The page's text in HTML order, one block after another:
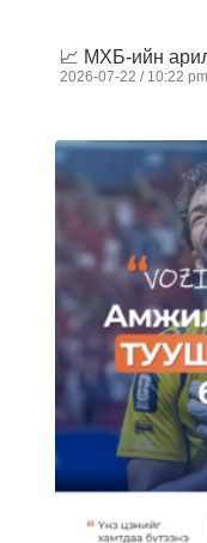
📈 МХБ-ийн
2026-07-22 10:22 pm